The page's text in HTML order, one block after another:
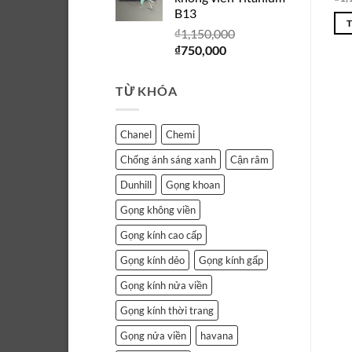
B13
₫1,150,000
Giá
₫1,150,000.
₫750,000Giá
TỪ KHÓA
Chanel
Chemi
Chống ánh sáng xanh
Cận râm
Dunhill
Gọng khoan
Gọng không viền
Gọng kính cao cấp
Gọng kính dẻo
Gọng kính gấp
Gọng kính nửa viền
Gọng kính thời trang
Gọng nửa viền
havana